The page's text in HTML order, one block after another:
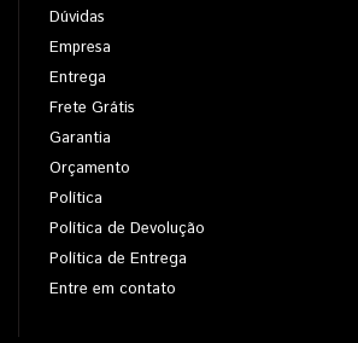
Dúvidas
Empresa
Entrega
Frete Grátis
Garantia
Orçamento
Política
Política de Devolução
Política de Entrega
Entre em contato